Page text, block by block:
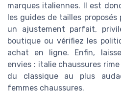
marques italiennes. Il est
les guides de tailles proposés
un ajustement parfait,
boutique ou vérifiez les
achat en ligne. Enfin,
envies : italie chaussures
du classique au plus
femmes chaussures.